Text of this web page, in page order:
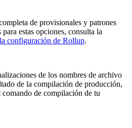
de provisionales y patrones
estas opciones, consulta la
configuración de Rollup.
de los nombres de archivo
de la compilación de producción,
comando de compilación de tu